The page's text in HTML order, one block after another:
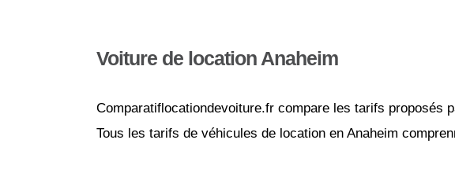
Voiture de location Anaheim
Comparatiflocationdevoiture.fr compare les tarifs proposés
Tous les tarifs de véhicules de location en Anaheim